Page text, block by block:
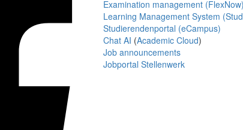
Examination management (FlexNow)
Learning Management System
Studierendenportal (eCampus)
Chat AI (Academic Cloud)
Job announcements
Jobportal Stellenwerk